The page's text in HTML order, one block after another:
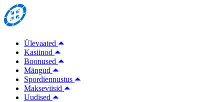
Ülevaated
Kasiinod
Boonused
Mängud
Spordiennustus
Makseviisid
Uudised